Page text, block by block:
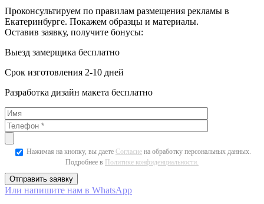
Проконсультируем по правилам размещения рекламы в
Екатеринбурге. Покажем образцы и материалы.
Оставив заявку, получите бонусы:
Выезд замерщика бесплатно
Срок изготовления 2-10 дней
Разработка дизайн макета бесплатно
Нажимая на кнопку, вы даете Согласие на обработку персональных данных.
Подробнее в Политике конфиденциальности.
Или напишите нам в WhatsApp